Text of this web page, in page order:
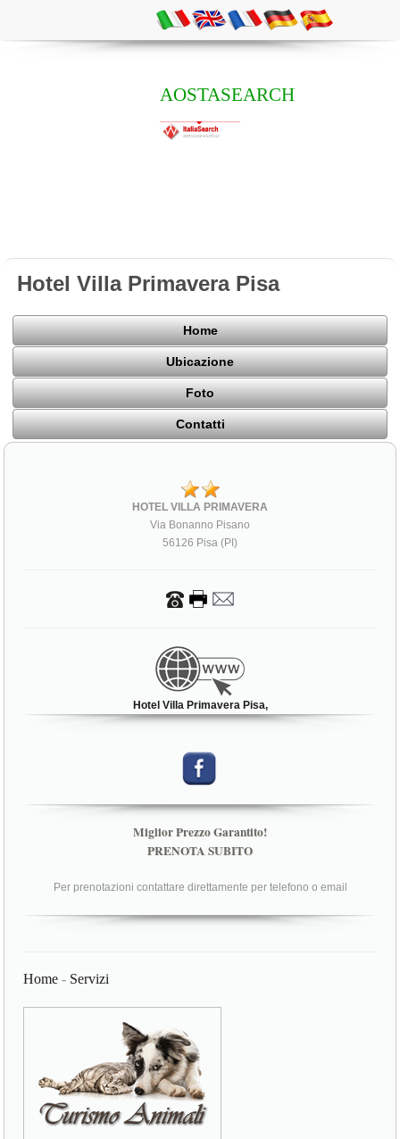
AOSTASEARCH
Hotel Villa Primavera Pisa
Home
Ubicazione
Foto
Contatti
HOTEL VILLA PRIMAVERA
Via Bonanno Pisano
56126 Pisa (PI)
Hotel Villa Primavera Pisa,
Miglior Prezzo Garantito!
PRENOTA SUBITO
Per prenotazioni contattare direttamente per telefono o email
Home - Servizi